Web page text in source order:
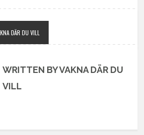
DÄR DU VILL
WRITTEN BY VAKNA DÄR DU
VILL